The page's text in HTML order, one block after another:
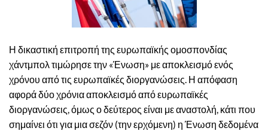
Η δικαστική επιτροπή της ευρωπαϊκής ομοσπονδίας
χάντμπολ τιμώρησε την «Ένωση» με αποκλεισμό ενός
χρόνου από τις ευρωπαϊκές διοργανώσεις. Η απόφαση
αφορά δύο χρόνια αποκλεισμό από ευρωπαϊκές
διοργανώσεις, όμως ο δεύτερος είναι με αναστολή, κάτι που
σημαίνει ότι για μια σεζόν (την ερχόμενη) η Ένωση δεδομένα